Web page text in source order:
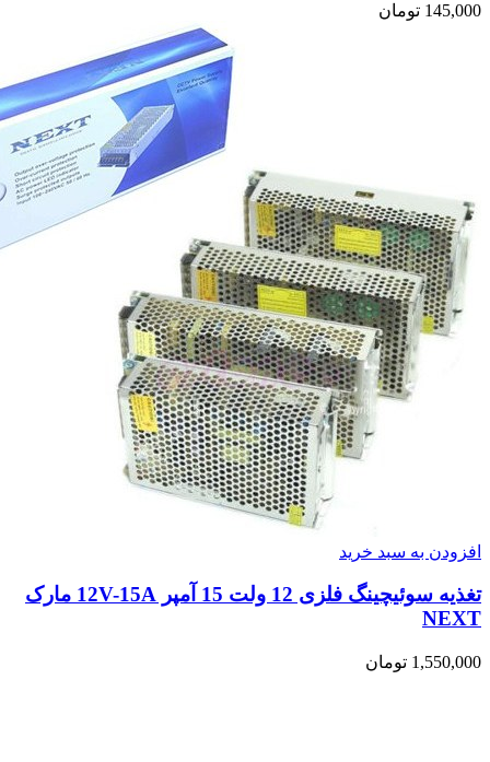
145,000 تومان
افزودن به سبد خرید
تغذیه سوئیچینگ فلزی 12 ولت 15 آمپر 12V-15A مارک
NEXT
1,550,000 تومان